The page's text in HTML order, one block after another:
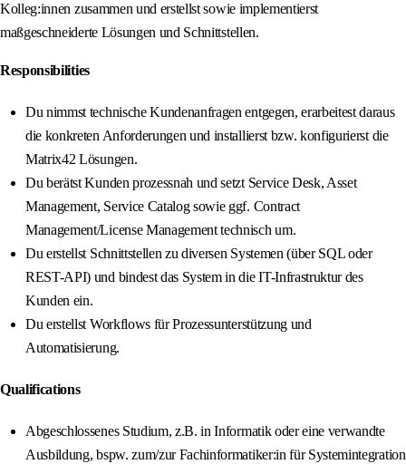
Kolleg:innen zusammen und erstellst sowie implementierst
maßgeschneiderte Lösungen und Schnittstellen.
Responsibilities
Du nimmst technische Kundenanfragen entgegen, erarbeitest daraus
die konkreten Anforderungen und installierst bzw. konfigurierst die
Matrix42 Lösungen.
Du berätst Kunden prozessnah und setzt Service Desk, Asset
Management, Service Catalog sowie ggf. Contract
Management/License Management technisch um.
Du erstellst Schnittstellen zu diversen Systemen (über SQL oder
REST-API) und bindest das System in die IT-Infrastruktur des
Kunden ein.
Du erstellst Workflows für Prozessunterstützung und
Automatisierung.
Qualifications
Abgeschlossenes Studium, z.B. in Informatik oder eine verwandte
Ausbildung, bspw. zum/zur Fachinformatiker:in für Systemintegration